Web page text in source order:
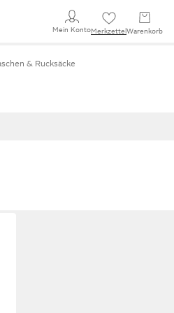
Mein KontoMerkzettel Warenkorb
& Rucksäcke